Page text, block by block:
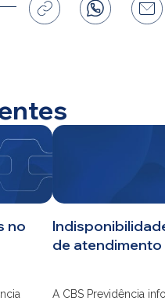
no
de atendimento
A CBS Previdência